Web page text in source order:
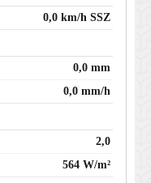
0,0 km/h SSZ
0,0 mm
0,0 mm/h
2,0
564 W/m²